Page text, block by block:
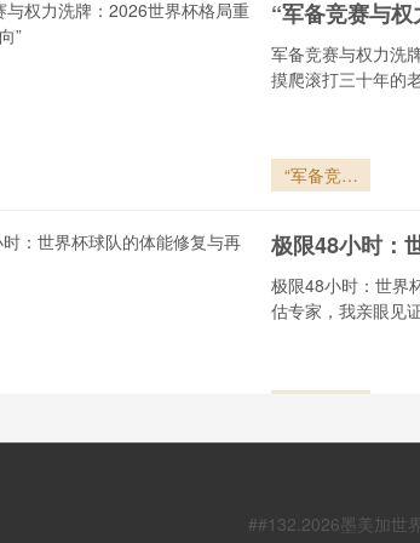
何让停车焦
虑彻底消失
“军备竞赛与
军备竞赛与权力洗
摸爬滚打三十年的
“军备竞赛
世界杯格局
重塑及战略
走向”
极限48小时：
极限48小时：世界
估专家，我亲眼见
血氧阈值：高海拔
##132.2026墨美加世